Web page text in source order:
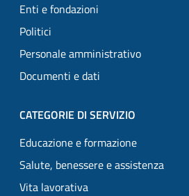
Enti e fondazioni
Politici
Personale amministrativo
Documenti e dati
CATEGORIE DI SERVIZIO
Educazione e formazione
Salute, benessere e assistenza
Vita lavorativa